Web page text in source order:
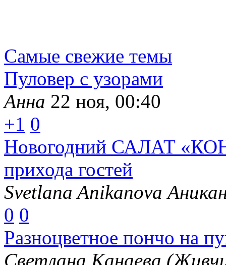
Самые свежие темы
Пуловер с узорами
Анна 22 ноя, 00:40
+1 0
Новогодний САЛАТ
прихода гостей
Svetlana Anikanova
0 0
Разноцветное пончо на
Светлана Канаева